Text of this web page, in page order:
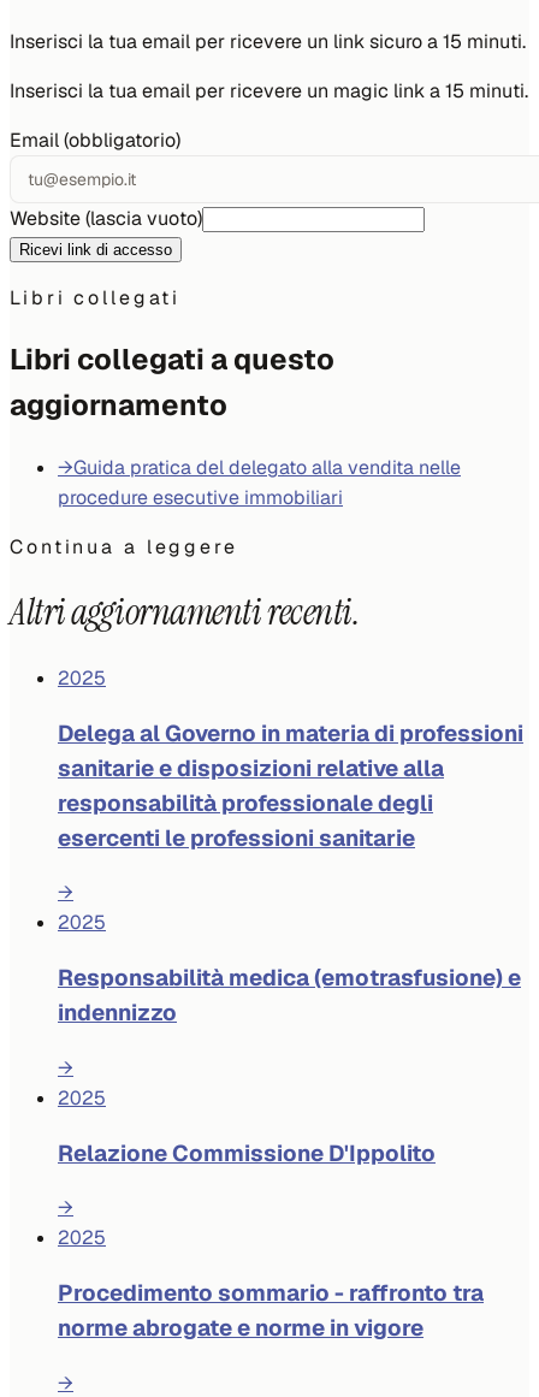
Inserisci la tua email per ricevere un link sicuro a 15 minuti.
Inserisci la tua email per ricevere un magic link a 15 minuti.
Email (obbligatorio)
Website (lascia vuoto)
Ricevi link di accesso
Libri collegati
Libri collegati a questo
aggiornamento
→Guida pratica del delegato alla vendita nelle
procedure esecutive immobiliari
Continua a leggere
Altri aggiornamenti recenti.
2025
Delega al Governo in materia di professioni
sanitarie e disposizioni relative alla
responsabilità professionale degli
esercenti le professioni sanitarie
→
2025
Responsabilità medica (emotrasfusione) e
indennizzo
→
2025
Relazione Commissione D'Ippolito
→
2025
Procedimento sommario - raffronto tra
norme abrogate e norme in vigore
→